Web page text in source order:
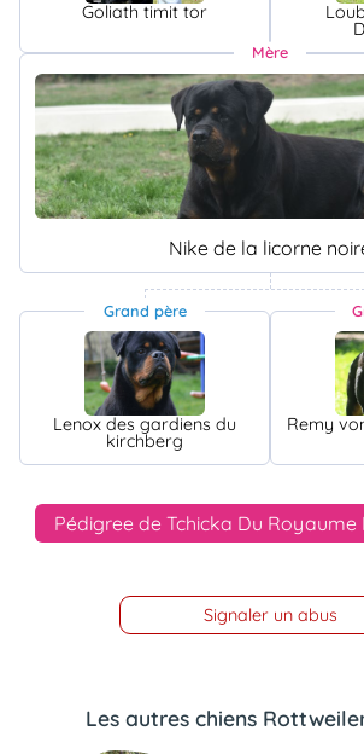
Goliath timit tor
Mère
Nike de la licorne
Grand père
Lenox des gardiens du
kirchberg
Remy
Pédigree de Tchicka Du Royaume
Signaler un abus
Les autres chiens